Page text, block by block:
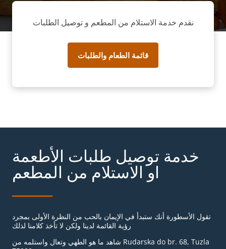
نقدم خدمة الاستلام من المطعم و توصيل الطلبات
قائمة الطعام والطلبات
خدمة توصيل طلبات الأطعمة
او الاستلام من المطعم
تقول الأسطورة أنك ستبدأ في الإيمان بالحب من النظرة الأولى بمجرد
رؤية القائمة لدينا ولكن لا تأخذ كلامنا لذلك
شاهد ما هو الطهي وتعال واستلمه من Rudarska do br. 68, Tuzla